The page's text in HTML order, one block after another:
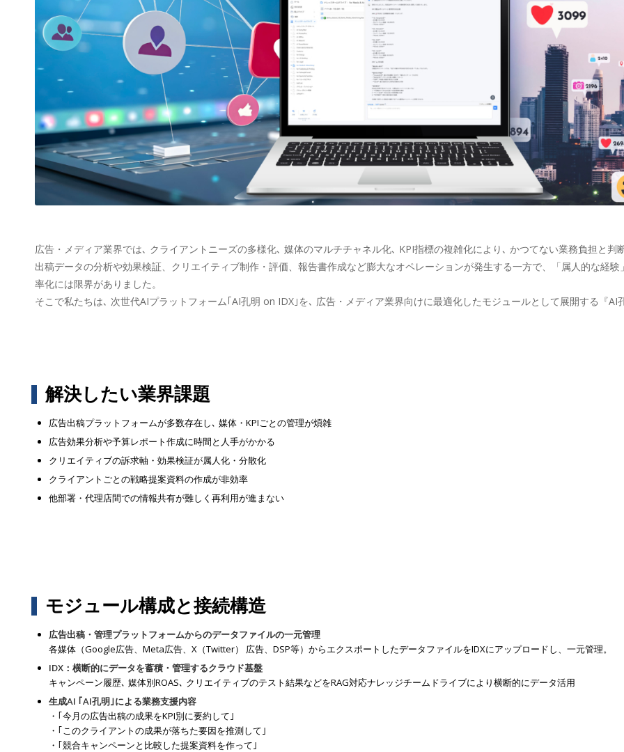
広告・メディア業界では､ クライアントニーズの多様化､ 媒体のマルチチャネル化､ KPI指標の複雑化により､ かつてない業務負担と判
出稿データの分析や効果検証、クリエイティブ制作・評価、報告書作成など膨大なオペレーションが発生する一方で、「属人的な経
率化には限界がありました。
そこで私たちは､ 次世代AIプラットフォーム｢AI孔明 on IDX｣を､ 広告・メディア業界向けに最適化したモジュールとして展開する『
解決したい業界課題
広告出稿プラットフォームが多数存在し､ 媒体・KPIごとの管理が煩雑
広告効果分析や予算レポート作成に時間と人手がかかる
クリエイティブの訴求軸・効果検証が属人化・分散化
クライアントごとの戦略提案資料の作成が非効率
他部署・代理店間での情報共有が難しく再利用が進まない
モジュール構成と接続構造
広告出稿・管理プラットフォームからのデータファイルの一元管理
各媒体（Google広告、Meta広告、X（Twitter） 広告、DSP等）からエクスポートしたデータファイルをIDXにアップロードし、一元管理。
IDX：横断的にデータを蓄積・管理するクラウド基盤
キャンペーン履歴､ 媒体別ROAS､ クリエイティブのテスト結果などをRAG対応ナレッジチームドライブにより横断的にデータ活用
生成AI ｢AI孔明｣による業務支援内容
・｢今月の広告出稿の成果をKPI別に要約して｣
・｢このクライアントの成果が落ちた要因を推測して｣
・｢競合キャンペーンと比較した提案資料を作って｣